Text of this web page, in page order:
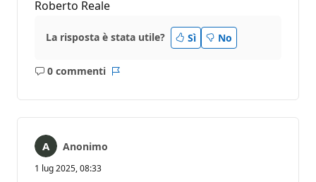
Roberto Reale
La risposta è stata utile? Sì No
0 commenti
Nessun
Anonimo
1 lug 2025, 08:33